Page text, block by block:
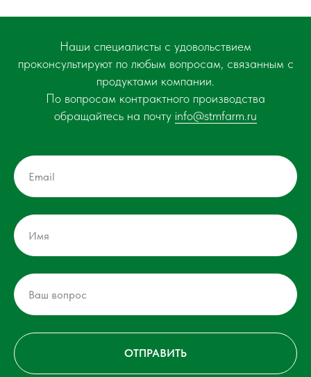
Наши специалисты с удовольствием
проконсультируют по любым вопросам, связанным с
продуктами компании.
По вопросам контрактного производства
обращайтесь на почту info@stmfarm.ru
ОТПРАВИТЬ